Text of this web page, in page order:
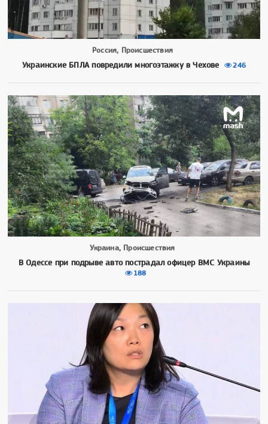
Россия, Происшествия
Украинские БПЛА повредили многоэтажку в Чехове 246
Украина, Происшествия
В Одессе при подрыве авто пострадал офицер ВМС Украины
188